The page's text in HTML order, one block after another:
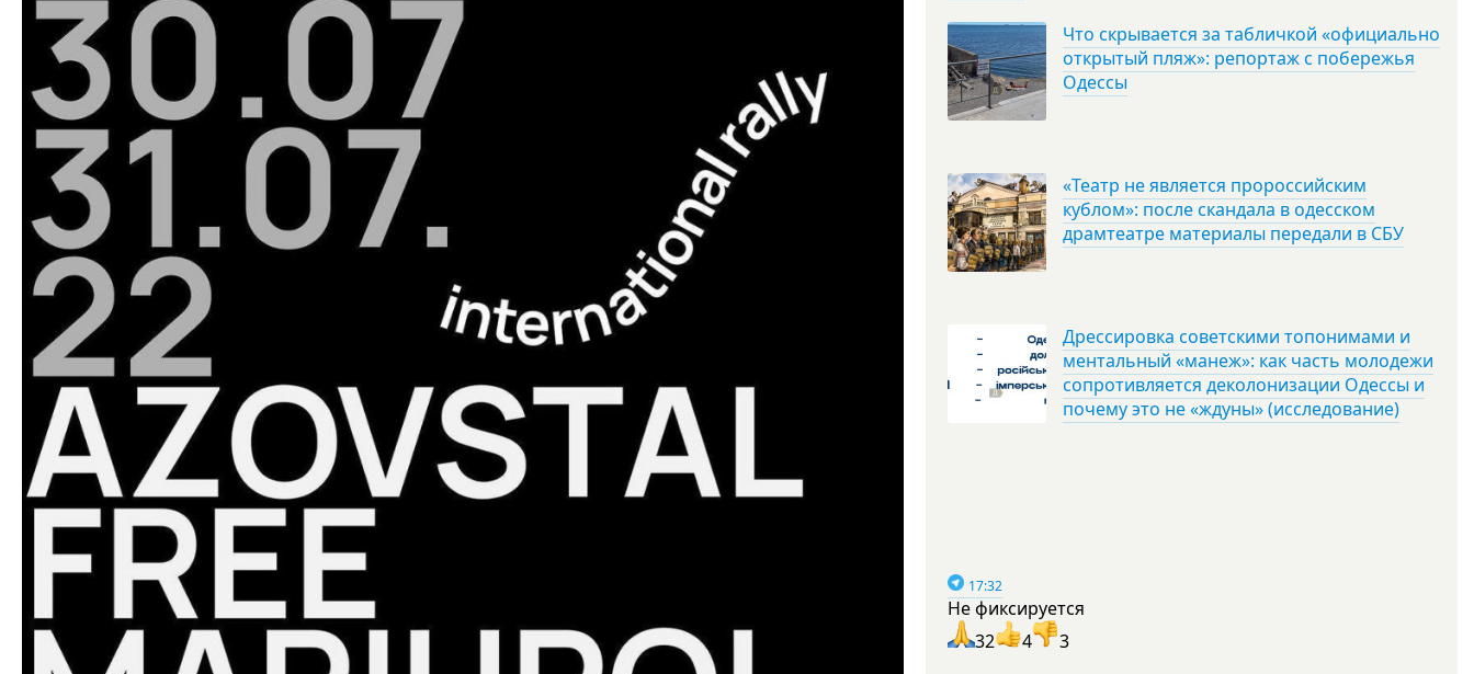
Что скрывается за табличкой «официально
открытый пляж»: репортаж с побережья
Одессы
«Театр не является пророссийским
кублом»: после скандала в одесском
драмтеатре материалы передали в СБУ
Дрессировка советскими топонимами и
ментальный «манеж»: как часть молодежи
сопротивляется деколонизации Одессы и
почему это не «ждуны» (исследование)
17:32
Не фиксируется
32
4 3